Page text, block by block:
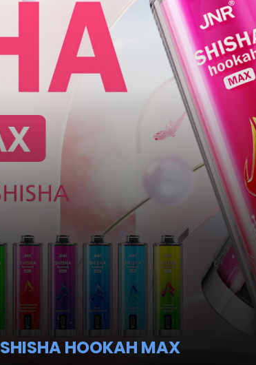
SHISHA HOOKAH MAX